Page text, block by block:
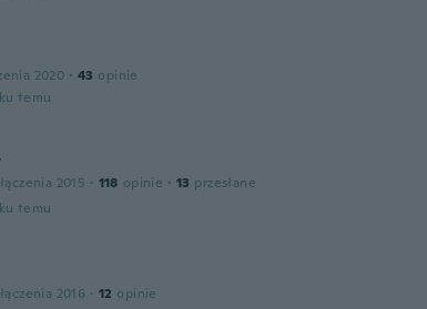
2020 · 43 opinie
temu
2015 · 118 opinie · 13 przesłane
temu
2016 · 12 opinie